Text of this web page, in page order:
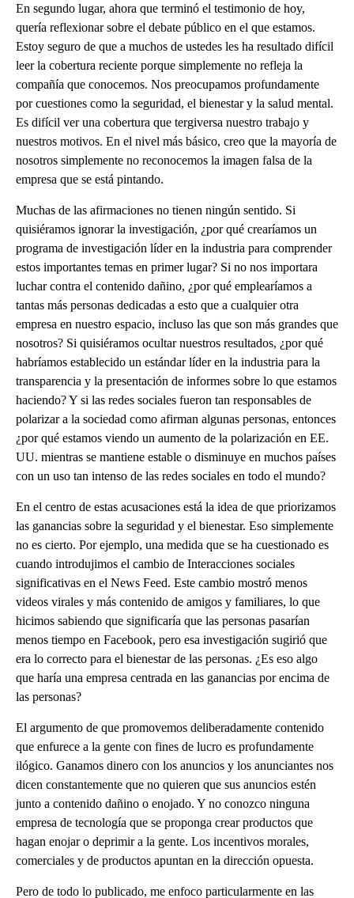
En segundo lugar, ahora que terminó el testimonio de hoy,
quería reflexionar sobre el debate público en el que estamos.
Estoy seguro de que a muchos de ustedes les ha resultado difícil
leer la cobertura reciente porque simplemente no refleja la
compañía que conocemos. Nos preocupamos profundamente
por cuestiones como la seguridad, el bienestar y la salud mental.
Es difícil ver una cobertura que tergiversa nuestro trabajo y
nuestros motivos. En el nivel más básico, creo que la mayoría de
nosotros simplemente no reconocemos la imagen falsa de la
empresa que se está pintando.
Muchas de las afirmaciones no tienen ningún sentido. Si
quisiéramos ignorar la investigación, ¿por qué crearíamos un
programa de investigación líder en la industria para comprender
estos importantes temas en primer lugar? Si no nos importara
luchar contra el contenido dañino, ¿por qué emplearíamos a
tantas más personas dedicadas a esto que a cualquier otra
empresa en nuestro espacio, incluso las que son más grandes que
nosotros? Si quisiéramos ocultar nuestros resultados, ¿por qué
habríamos establecido un estándar líder en la industria para la
transparencia y la presentación de informes sobre lo que estamos
haciendo? Y si las redes sociales fueron tan responsables de
polarizar a la sociedad como afirman algunas personas, entonces
¿por qué estamos viendo un aumento de la polarización en EE.
UU. mientras se mantiene estable o disminuye en muchos países
con un uso tan intenso de las redes sociales en todo el mundo?
En el centro de estas acusaciones está la idea de que priorizamos
las ganancias sobre la seguridad y el bienestar. Eso simplemente
no es cierto. Por ejemplo, una medida que se ha cuestionado es
cuando introdujimos el cambio de Interacciones sociales
significativas en el News Feed. Este cambio mostró menos
videos virales y más contenido de amigos y familiares, lo que
hicimos sabiendo que significaría que las personas pasarían
menos tiempo en Facebook, pero esa investigación sugirió que
era lo correcto para el bienestar de las personas. ¿Es eso algo
que haría una empresa centrada en las ganancias por encima de
las personas?
El argumento de que promovemos deliberadamente contenido
que enfurece a la gente con fines de lucro es profundamente
ilógico. Ganamos dinero con los anuncios y los anunciantes nos
dicen constantemente que no quieren que sus anuncios estén
junto a contenido dañino o enojado. Y no conozco ninguna
empresa de tecnología que se proponga crear productos que
hagan enojar o deprimir a la gente. Los incentivos morales,
comerciales y de productos apuntan en la dirección opuesta.
Pero de todo lo publicado, me enfoco particularmente en las